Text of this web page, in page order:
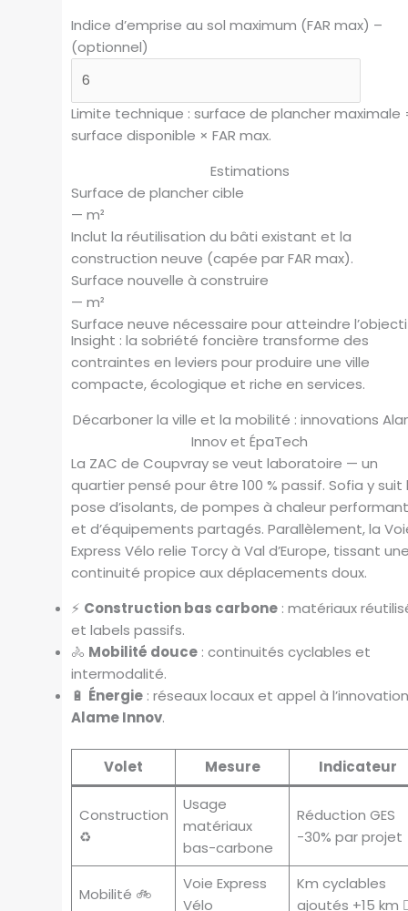
Indice d’emprise au sol maximum (FAR max) –
(optionnel)
Limite technique : surface de plancher maximale
surface disponible × FAR max.
Estimations
Surface de plancher cible
— m²
Inclut la réutilisation du bâti existant et la
construction neuve (capée par FAR max).
Surface nouvelle à construire
— m²
Surface neuve nécessaire pour atteindre
après prise en compte de la réutilisation.
Logements estimés
—
Inclut adaptation du bâti réutilisé et construction
neuve (selon répartition).
Activités estimées (unités)
Unités d’activité calculées avec la surface
définie.
Répartition des surfaces (réutilisation / nouvelle /
restantes)
Construit
Libre
Copier résultats Télécharger CSV
Réinitialiser
Hypothèses modélisées : la « surface bâtie
existante » est la surface de plancher actuelle ;
taux de densification multiplie cette surface
définir une cible. La réutilisation réduit la nouvelle
construction nécessaire. Les résultats sont des
estimations indicatives pour éclairer les
Insight : la sobriété foncière transforme des
contraintes en leviers pour produire une ville
compacte, écologique et riche en services.
Décarboner la ville et la mobilité : innovations
Innov et ÉpaTech
La ZAC de Coupvray se veut laboratoire — un
quartier pensé pour être 100 % passif. Sofia y suit
pose d’isolants, de pompes à chaleur
et d’équipements partagés. Parallèlement, la
Express Vélo relie Torcy à Val d’Europe, tissant
continuité propice aux déplacements doux.
⚡ Construction bas carbone : matériaux
et labels passifs.
🚴 Mobilité douce : continuités cyclables et
intermodalité.
🔋 Énergie : réseaux locaux et appel à
Alame Innov.
Volet Mesure Indicateur
Construction
♻️
Usage
matériaux
bas-carbone
Réduction GES
-30% par projet
Mobilité 🚲
Voie Express
Vélo
Km cyclables
ajoutés +15 km